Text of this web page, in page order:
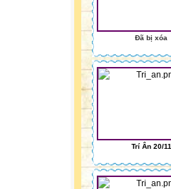
Đã bị xóa
Trí Ân 20/11